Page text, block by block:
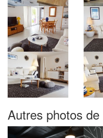
Autres photos de